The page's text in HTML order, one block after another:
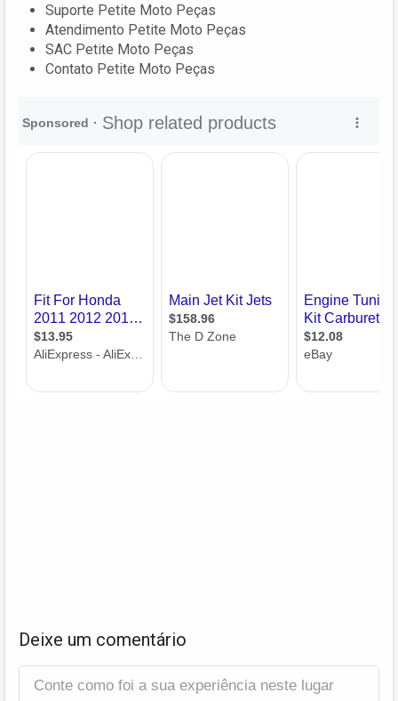
Suporte Petite Moto Peças
Atendimento Petite Moto Peças
SAC Petite Moto Peças
Contato Petite Moto Peças
Deixe um comentário